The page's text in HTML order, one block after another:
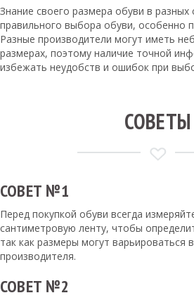
Знание своего размера обуви в
правильного выбора обуви, особенно
Разные производители могут иметь
размерах, поэтому наличие точной
избежать неудобств и ошибок при
СОВЕТЫ
СОВЕТ №1
Перед покупкой обуви всегда
сантиметровую ленту, чтобы
так как размеры могут варьироваться
производителя.
СОВЕТ №2